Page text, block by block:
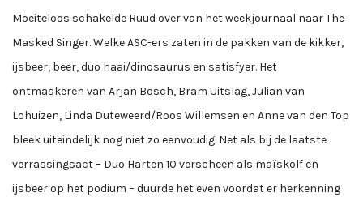
Moeiteloos schakelde Ruud over van het weekjournaal naar The
Masked Singer. Welke ASC-ers zaten in de pakken van de kikker,
ijsbeer, beer, duo haai/dinosaurus en satisfyer. Het
ontmaskeren van Arjan Bosch, Bram Uitslag, Julian van
Lohuizen, Linda Duteweerd/Roos Willemsen en Anne van den Top
bleek uiteindelijk nog niet zo eenvoudig. Net als bij de laatste
verrassingsact – Duo Harten 10 verscheen als maïskolf en
ijsbeer op het podium – duurde het even voordat er herkenning